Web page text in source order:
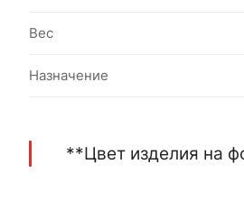
Вес
Назначение
**Цвет изделия на